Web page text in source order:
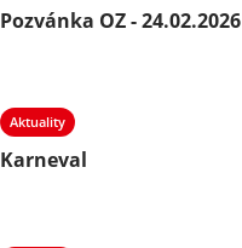
Pozvánka OZ - 24.02.2026
Aktuality
Karneval